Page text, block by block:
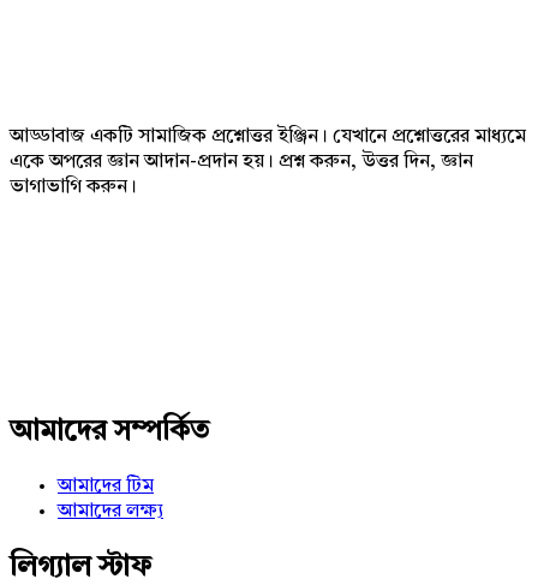
আড্ডাবাজ একটি সামাজিক প্রশ্নোত্তর ইঞ্জিন। যেখানে প্রশ্নোত্তরের মাধ্যমে
একে অপরের জ্ঞান আদান-প্রদান হয়। প্রশ্ন করুন, উত্তর দিন, জ্ঞান
ভাগাভাগি করুন।
আমাদের সম্পর্কিত
আমাদের টিম
আমাদের লক্ষ্য
লিগ্যাল স্টাফ